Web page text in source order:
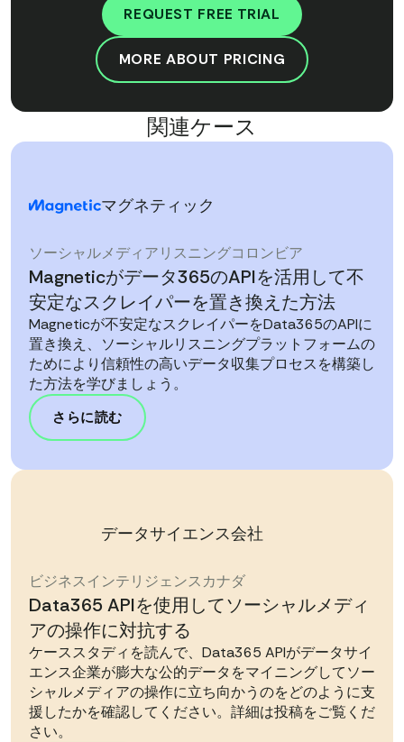
REQUEST FREE TRIAL
MORE ABOUT PRICING
関連ケース
Magneticがデータ365のAPIを活用して不
安定なスクレイパーを置き換えた方法
Magneticが不安定なスクレイパーをData365のAPIに
置き換え、ソーシャルリスニングプラットフォームの
ためにより信頼性の高いデータ収集プロセスを構築し
た方法を学びましょう。
さらに読む
マグネティック
ソーシャルメディアリスニングコロンビア
Data365 APIを使用してソーシャルメディ
アの操作に対抗する
ケーススタディを読んで、Data365 APIがデータサイ
エンス企業が膨大な公的データをマイニングしてソー
シャルメディアの操作に立ち向かうのをどのように支
援したかを確認してください。詳細は投稿をご覧くだ
さい。
データサイエンス会社
ビジネスインテリジェンスカナダ